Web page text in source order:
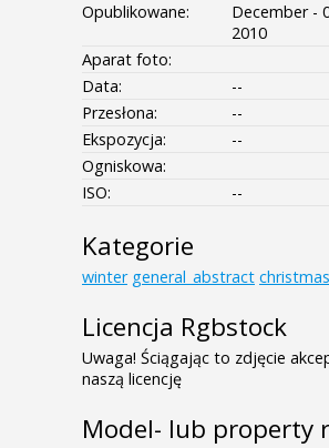
Opublikowane:
December -
2010
Aparat foto:
Data:
--
Przesłona:
--
Ekspozycja:
--
Ogniskowa:
ISO:
--
Kategorie
winter general_abstract christmas
Licencja Rgbstock
Uwaga! Ściągając to zdjęcie
naszą licencję
Model- lub property